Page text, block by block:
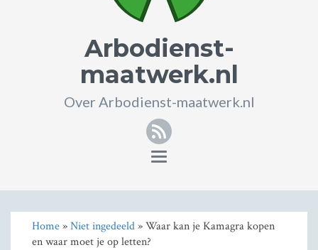
Arbodienst-
maatwerk.nl
Over Arbodienst-maatwerk.nl
RSS
Toggle
Home»Niet ingedeeld» Waar kan je Kamagra kopen
en waar moet je op letten?